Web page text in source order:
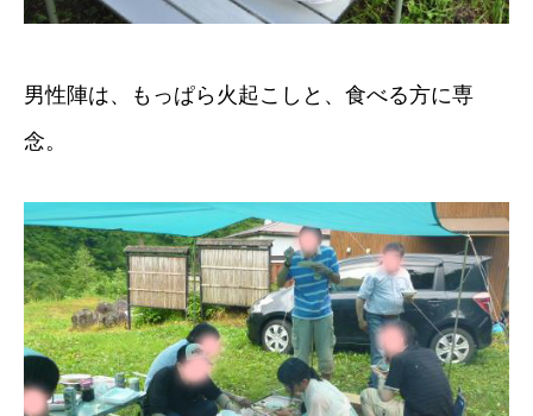
男性陣は、もっぱら火起こしと、食べる方に専
念。